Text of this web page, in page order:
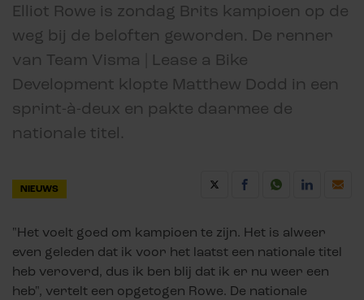
Elliot Rowe is zondag Brits kampioen op de
weg bij de beloften geworden. De renner
van Team Visma | Lease a Bike
Development klopte Matthew Dodd in een
sprint-à-deux en pakte daarmee de
nationale titel.
NIEUWS
"Het voelt goed om kampioen te zijn. Het is alweer
even geleden dat ik voor het laatst een nationale titel
heb veroverd, dus ik ben blij dat ik er nu weer een
heb", vertelt een opgetogen Rowe. De nationale